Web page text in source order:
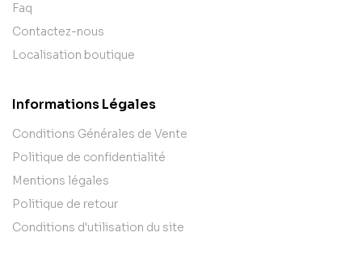
Faq
Contactez-nous
Localisation boutique
Informations Légales
Conditions Générales de Vente
Politique de confidentialité
Mentions légales
Politique de retour
Conditions d'utilisation du site